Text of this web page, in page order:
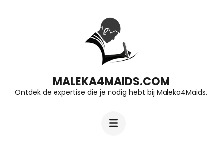
Enter)
MALEKA4MAIDS.COM
Ontdek de expertise die je nodig hebt bij Maleka4Maids.